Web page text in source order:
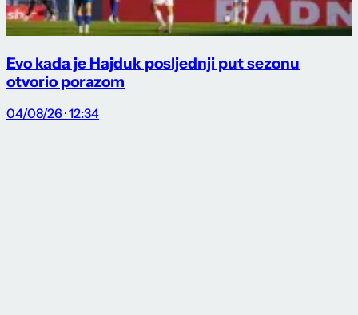
Evo kada je Hajduk posljednji put sezonu
otvorio porazom
04/08/26 · 12:34